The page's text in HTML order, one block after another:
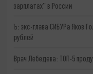
зарплатах" в России
Ъ: экс-глава СИБУРа Яков
рублей
Врач Лебедева: ТОП-5